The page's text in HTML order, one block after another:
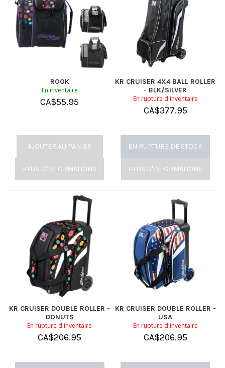
ROOK
En inventaire
CA$55.95
AJOUTER AU PANIER
PLUS D'INFORMATIONS
KR CRUISER 4X4 BALL ROLLER
- BLK/SILVER
En rupture d'inventaire
CA$377.95
EN RUPTURE DE STOCK
PLUS D'INFORMATIONS
KR CRUISER DOUBLE ROLLER -
DONUTS
En rupture d'inventaire
CA$206.95
KR CRUISER DOUBLE ROLLER -
USA
En rupture d'inventaire
CA$206.95